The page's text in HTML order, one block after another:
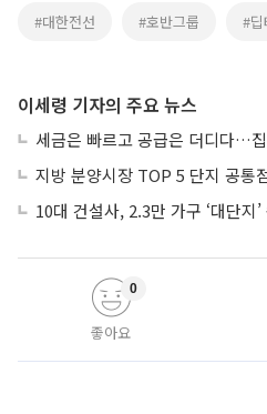
#대한전선 #호반그룹 #딥
이세령 기자의 주요 뉴스
세금은 빠르고 공급은 더디다…
지방 분양시장 TOP 5 단지 공통
10대 건설사, 2.3만 가구 ‘대단
좋아요
0